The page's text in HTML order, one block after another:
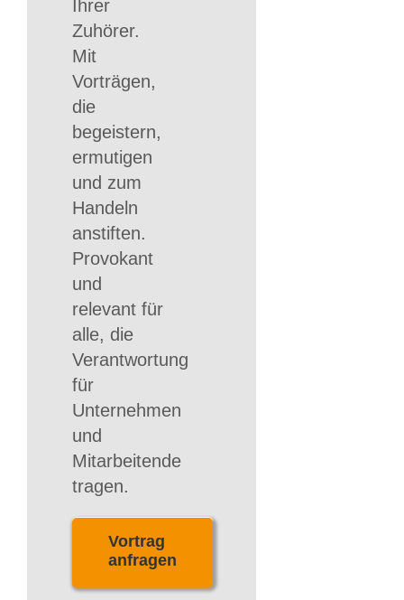
Ihrer
Zuhörer.
Mit
Vorträgen,
die
begeistern,
ermutigen
und zum
Handeln
anstiften.
Provokant
und
relevant für
alle, die
Verantwortung
für
Unternehmen
und
Mitarbeitende
tragen.
Vortrag
anfragen